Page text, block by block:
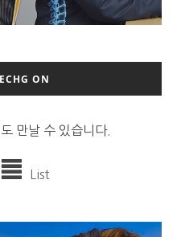
ON
만날 수 있습니다.
List